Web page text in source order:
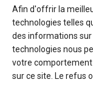
Afin d'offrir la
technologies telles
des informations
technologies nous
votre
sur ce site. Le refus
ENGLISH
Cette ressource est
l’Ontario et du
Patrimoine canadien